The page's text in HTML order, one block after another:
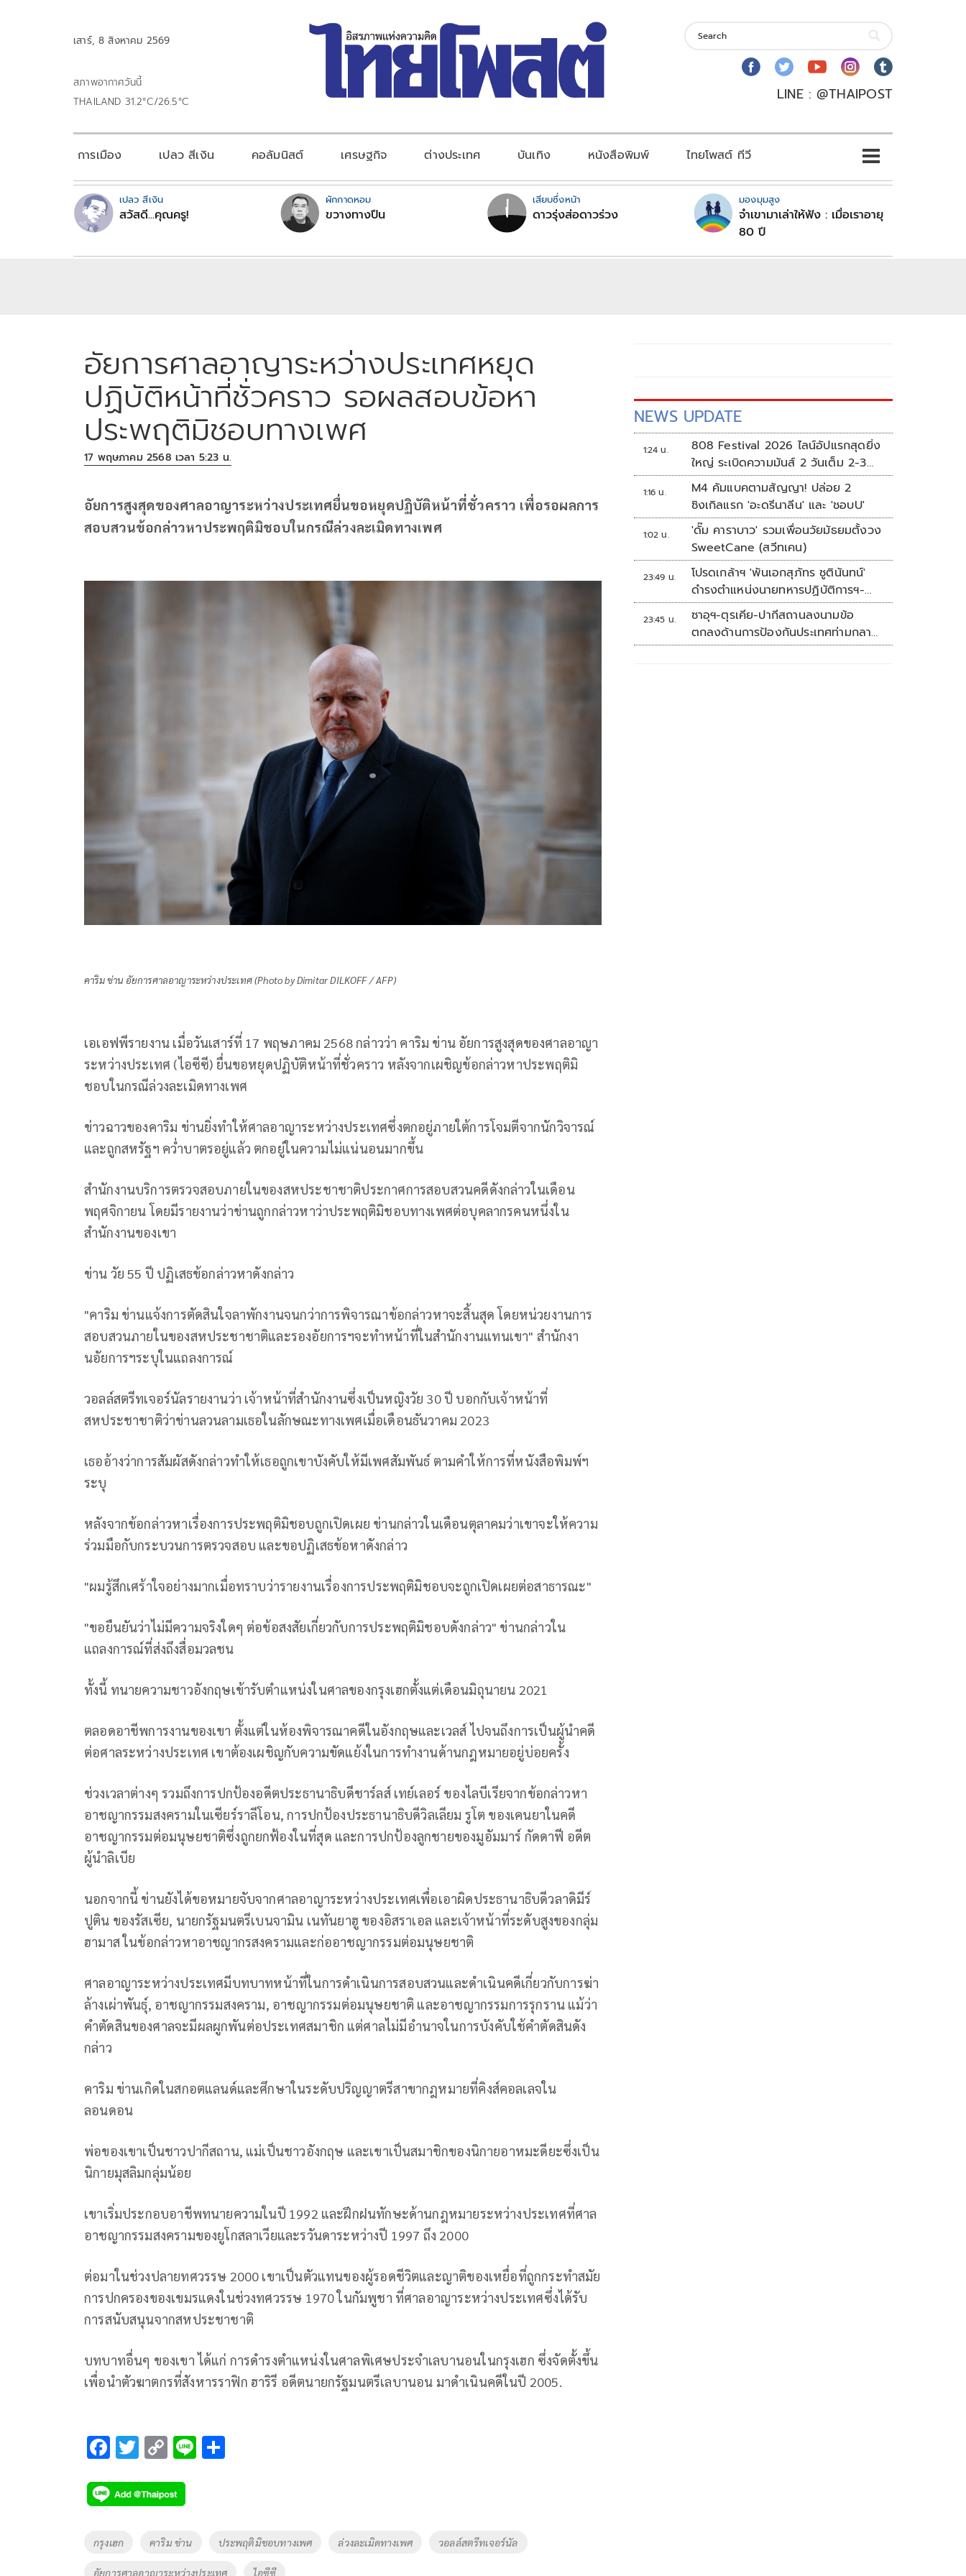
เสาร์, 8 สิงหาคม 2569
สภาพอากาศวันนี้
THAILAND 31.2°C/26.5°C
LINE : @THAIPOST
การเมือง เปลว สีเงิน คอลัมนิสต์ เศรษฐกิจ ต่างประเทศ บันเทิง หนังสือพิมพ์ ไทยโพสต์ ทีวี
เปลว สีเงิน
สวัสดี...คุณครู!
ผักกาดหอม
ขวางทางปืน
เสียบซึ่งหน้า
ดาวรุ่งส่อดาวร่วง
มองมุมสูง
จำเขามาเล่าให้ฟัง : เมื่อเราอายุ
80 ปี
อัยการศาลอาญาระหว่างประเทศหยุด
ปฏิบัติหน้าที่ชั่วคราว รอผลสอบข้อหา
ประพฤติมิชอบทางเพศ
17 พฤษภาคม 2568 เวลา 5:23 น.
อัยการสูงสุดของศาลอาญาระหว่างประเทศยื่นขอหยุดปฏิบัติหน้าที่ชั่วคราว เพื่อรอผลการ
สอบสวนข้อกล่าวหาประพฤติมิชอบในกรณีล่วงละเมิดทางเพศ
คาริม ข่าน อัยการศาลอาญาระหว่างประเทศ (Photo by Dimitar DILKOFF / AFP)
เอเอฟพีรายงาน เมื่อวันเสาร์ที่ 17 พฤษภาคม 2568 กล่าวว่า คาริม ข่าน อัยการสูงสุดของศาลอาญา
ระหว่างประเทศ (ไอซีซี) ยื่นขอหยุดปฏิบัติหน้าที่ชั่วคราว หลังจากเผชิญข้อกล่าวหาประพฤติมิ
ชอบในกรณีล่วงละเมิดทางเพศ
ข่าวฉาวของคาริม ข่านยิ่งทำให้ศาลอาญาระหว่างประเทศซึ่งตกอยู่ภายใต้การโจมตีจากนักวิจารณ์
และถูกสหรัฐฯ คว่ำบาตรอยู่แล้ว ตกอยู่ในความไม่แน่นอนมากขึ้น
สำนักงานบริการตรวจสอบภายในของสหประชาชาติประกาศการสอบสวนคดีดังกล่าวในเดือน
พฤศจิกายน โดยมีรายงานว่าข่านถูกกล่าวหาว่าประพฤติมิชอบทางเพศต่อบุคลากรคนหนึ่งใน
สำนักงานของเขา
ข่าน วัย 55 ปี ปฏิเสธข้อกล่าวหาดังกล่าว
"คาริม ข่านแจ้งการตัดสินใจลาพักงานจนกว่าการพิจารณาข้อกล่าวหาจะสิ้นสุด โดยหน่วยงานการ
สอบสวนภายในของสหประชาชาติและรองอัยการฯจะทำหน้าที่ในสำนักงานแทนเขา" สำนักงา
นอัยการฯระบุในแถลงการณ์
วอลล์สตรีทเจอร์นัลรายงานว่า เจ้าหน้าที่สำนักงานซึ่งเป็นหญิงวัย 30 ปี บอกกับเจ้าหน้าที่
สหประชาชาติว่าข่านลวนลามเธอในลักษณะทางเพศเมื่อเดือนธันวาคม 2023
เธออ้างว่าการสัมผัสดังกล่าวทำให้เธอถูกเขาบังคับให้มีเพศสัมพันธ์ ตามคำให้การที่หนังสือพิมพ์ฯ
ระบุ
หลังจากข้อกล่าวหาเรื่องการประพฤติมิชอบถูกเปิดเผย ข่านกล่าวในเดือนตุลาคมว่าเขาจะให้ความ
ร่วมมือกับกระบวนการตรวจสอบ และขอปฏิเสธข้อหาดังกล่าว
"ผมรู้สึกเศร้าใจอย่างมากเมื่อทราบว่ารายงานเรื่องการประพฤติมิชอบจะถูกเปิดเผยต่อสาธารณะ"
"ขอยืนยันว่าไม่มีความจริงใดๆ ต่อข้อสงสัยเกี่ยวกับการประพฤติมิชอบดังกล่าว" ข่านกล่าวใน
แถลงการณ์ที่ส่งถึงสื่อมวลชน
ทั้งนี้ ทนายความชาวอังกฤษเข้ารับตำแหน่งในศาลของกรุงเฮกตั้งแต่เดือนมิถุนายน 2021
ตลอดอาชีพการงานของเขา ตั้งแต่ในห้องพิจารณาคดีในอังกฤษและเวลส์ ไปจนถึงการเป็นผู้นำคดี
ต่อศาลระหว่างประเทศ เขาต้องเผชิญกับความขัดแย้งในการทำงานด้านกฎหมายอยู่บ่อยครั้ง
ช่วงเวลาต่างๆ รวมถึงการปกป้องอดีตประธานาธิบดีชาร์ลส์ เทย์เลอร์ ของไลบีเรียจากข้อกล่าวหา
อาชญากรรมสงครามในเซียร์ราลีโอน, การปกป้องประธานาธิบดีวิลเลียม รูโต ของเคนยาในคดี
อาชญากรรมต่อมนุษยชาติซึ่งถูกยกฟ้องในที่สุด และการปกป้องลูกชายของมูอัมมาร์ กัดดาฟี อดีต
ผู้นำลิเบีย
นอกจากนี้ ข่านยังได้ขอหมายจับจากศาลอาญาระหว่างประเทศเพื่อเอาผิดประธานาธิบดีวลาดิมีร์
ปูติน ของรัสเซีย, นายกรัฐมนตรีเบนจามิน เนทันยาฮู ของอิสราเอล และเจ้าหน้าที่ระดับสูงของกลุ่ม
ฮามาส ในข้อกล่าวหาอาชญากรสงครามและก่ออาชญากรรมต่อมนุษยชาติ
ศาลอาญาระหว่างประเทศมีบทบาทหน้าที่ในการดำเนินการสอบสวนและดำเนินคดีเกี่ยวกับการฆ่า
ล้างเผ่าพันธุ์, อาชญากรรมสงคราม, อาชญากรรมต่อมนุษยชาติ และอาชญากรรมการรุกราน แม้ว่า
คำตัดสินของศาลจะมีผลผูกพันต่อประเทศสมาชิก แต่ศาลไม่มีอำนาจในการบังคับใช้คำตัดสินดัง
กล่าว
คาริม ข่านเกิดในสกอตแลนด์และศึกษาในระดับปริญญาตรีสาขากฎหมายที่คิงส์คอลเลจใน
ลอนดอน
พ่อของเขาเป็นชาวปากีสถาน, แม่เป็นชาวอังกฤษ และเขาเป็นสมาชิกของนิกายอาหมะดียะซึ่งเป็น
นิกายมุสลิมกลุ่มน้อย
เขาเริ่มประกอบอาชีพทนายความในปี 1992 และฝึกฝนทักษะด้านกฎหมายระหว่างประเทศที่ศาล
อาชญากรรมสงครามของยูโกสลาเวียและรวันดาระหว่างปี 1997 ถึง 2000
ต่อมาในช่วงปลายทศวรรษ 2000 เขาเป็นตัวแทนของผู้รอดชีวิตและญาติของเหยื่อที่ถูกกระทำสมัย
การปกครองของเขมรแดงในช่วงทศวรรษ 1970 ในกัมพูชา ที่ศาลอาญาระหว่างประเทศซึ่งได้รับ
การสนับสนุนจากสหประชาชาติ
บทบาทอื่นๆ ของเขา ได้แก่ การดำรงตำแหน่งในศาลพิเศษประจำเลบานอนในกรุงเฮก ซึ่งจัดตั้งขึ้น
เพื่อนำตัวฆาตกรที่สังหารราฟิก ฮาริรี อดีตนายกรัฐมนตรีเลบานอน มาดำเนินคดีในปี 2005.
F
e
b
o
T
tt
er
C
p
y
Li
Li
Tags
กรุงเฮก คาริม ข่าน ประพฤติมิชอบทางเพศ ล่วงละเมิดทางเพศ วอลล์สตรีทเจอร์นัล
อัยการศาลอาญาระหว่างประเทศ ไอซีซี
NEWS UPDATE
1:24 น.
808 Festival 2026 ไลน์อัปแรกสุดยิ่ง
ใหญ่ ระเบิดความมันส์ 2 วันเต็ม 2-3
ต.ค.นี้
1:16 น.
M4 คัมแบคตามสัญญา! ปล่อย 2
ซิงเกิลแรก 'อะดรีนาลีน' และ 'ชอบU'
1:02 น.
'ดั๊ม คาราบาว' รวมเพื่อนวัยมัธยมตั้งวง
SweetCane (สวีทเคน)
23:49 น.
โปรดเกล้าฯ 'พันเอกสุภัทร ชูตินันทน์'
ดำรงตำแหน่งนายทหารปฏิบัติการฯ-
พระราชทานยศ 'พลตรี'
23:45 น.
ซาอุฯ-ตุรเคีย-ปากีสถานลงนามข้อ
ตกลงด้านการป้องกันประเทศท่ามกลาง
สงครามในภูมิภาค